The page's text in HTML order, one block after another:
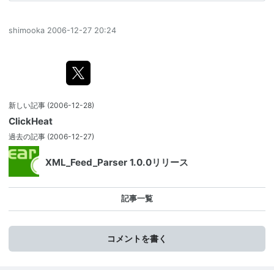
shimooka 2006-12-27 20:24
新しい記事 (2006-12-28)
ClickHeat
過去の記事 (2006-12-27)
XML_Feed_Parser 1.0.0リリース
記事一覧
コメントを書く